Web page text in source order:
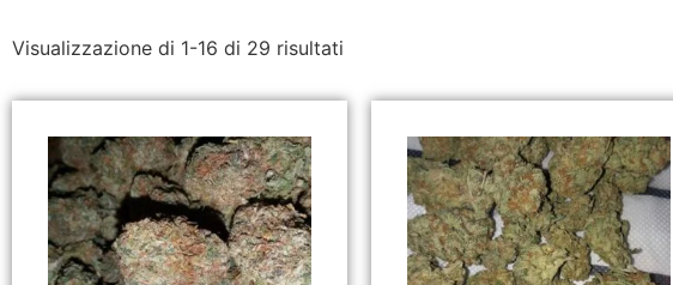
Visualizzazione di 1-16 di 29 risultati